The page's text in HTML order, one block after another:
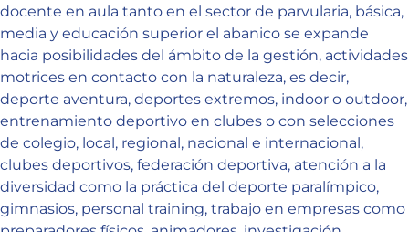
docente en aula tanto en el sector de parvularia, básica,
media y educación superior el abanico se expande
hacia posibilidades del ámbito de la gestión, actividades
motrices en contacto con la naturaleza, es decir,
deporte aventura, deportes extremos, indoor o outdoor,
entrenamiento deportivo en clubes o con selecciones
de colegio, local, regional, nacional e internacional,
clubes deportivos, federación deportiva, atención a la
diversidad como la práctica del deporte paralímpico,
gimnasios, personal training, trabajo en empresas como